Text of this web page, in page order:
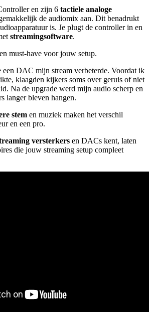
en zijn 6 tactiele analoge
de audiomix aan. Dit benadrukt
is. Je plugt de controller in en
streamingsoftware.
must-have voor jouw setup.
een DAC mijn stream verbeterde. Voordat ik
klaagden kijkers soms over geruis of niet
Na de upgrade werd mijn audio scherp en
langer bleven hangen.
stem en muziek maken het verschil
en een pro.
versterkers en DACs kent, laten
die jouw streaming setup compleet